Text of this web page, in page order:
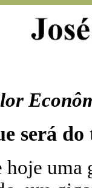
será
hoje uma